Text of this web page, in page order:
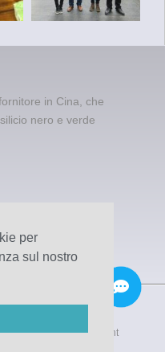
per
sul nostro
in Cina, che
nero e verde
Co., Ltd. Copyright